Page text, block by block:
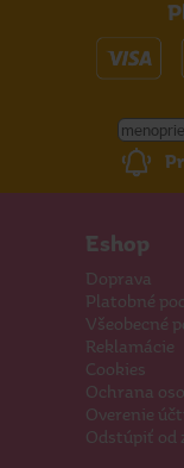
Eshop
Doprava
Platobné
Všeobecné
Reklamácie
Cookies
Ochrana
Overenie
Odstúpiť od